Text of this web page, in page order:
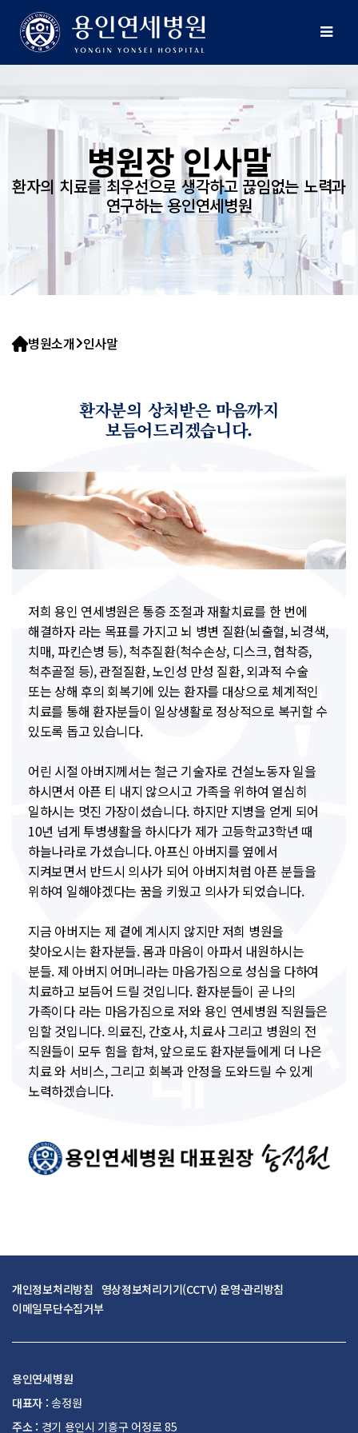
병원장 인사말
환자의 치료를 최우선으로 생각하고 끊임없는 노력과
연구하는 용인연세병원
병원소개 인사말
환자분의 상처받은 마음까지
보듬어드리겠습니다.
저희 용인 연세병원은 통증 조절과 재활치료를 한 번에
해결하자 라는 목표를 가지고 뇌 병변 질환(뇌출혈, 뇌경색,
치매, 파킨슨병 등), 척추질환(척수손상, 디스크, 협착증,
척추골절 등), 관절질환, 노인성 만성 질환, 외과적 수술
또는 상해 후의 회복기에 있는 환자를 대상으로 체계적인
치료를 통해 환자분들이 일상생활로 정상적으로 복귀할 수
있도록 돕고 있습니다.
어린 시절 아버지께서는 철근 기술자로 건설노동자 일을
하시면서 아픈 티 내지 않으시고 가족을 위하여 열심히
일하시는 멋진 가장이셨습니다. 하지만 지병을 얻게 되어
10년 넘게 투병생활을 하시다가 제가 고등학교3학년 때
하늘나라로 가셨습니다. 아프신 아버지를 옆에서
지켜보면서 반드시 의사가 되어 아버지처럼 아픈 분들을
위하여 일해야겠다는 꿈을 키웠고 의사가 되었습니다.
지금 아버지는 제 곁에 계시지 않지만 저희 병원을
찾아오시는 환자분들. 몸과 마음이 아파서 내원하시는
분들. 제 아버지 어머니라는 마음가짐으로 성심을 다하여
치료하고 보듬어 드릴 것입니다. 환자분들이 곧 나의
가족이다 라는 마음가짐으로 저와 용인 연세병원 직원들은
임할 것입니다. 의료진, 간호사, 치료사 그리고 병원의 전
직원들이 모두 힘을 합쳐, 앞으로도 환자분들에게 더 나은
치료 와 서비스, 그리고 회복과 안정을 도와드릴 수 있게
노력하겠습니다.
개인정보처리방침 영상정보처리기기(CCTV) 운영·관리방침
이메일무단수집거부
용인연세병원
대표자 :송정원
주소 : 경기 용인시 기흥구 어정로 85